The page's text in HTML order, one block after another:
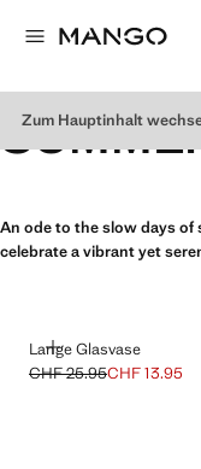
Zum Hauptinhalt
An ode to the slow days of
celebrate a vibrant yet
Lange Glasvase
HINZUFÜGEN
Ausgangspreis
CHF 25.95
Aktueller Preis [CHF
CHF 13.95